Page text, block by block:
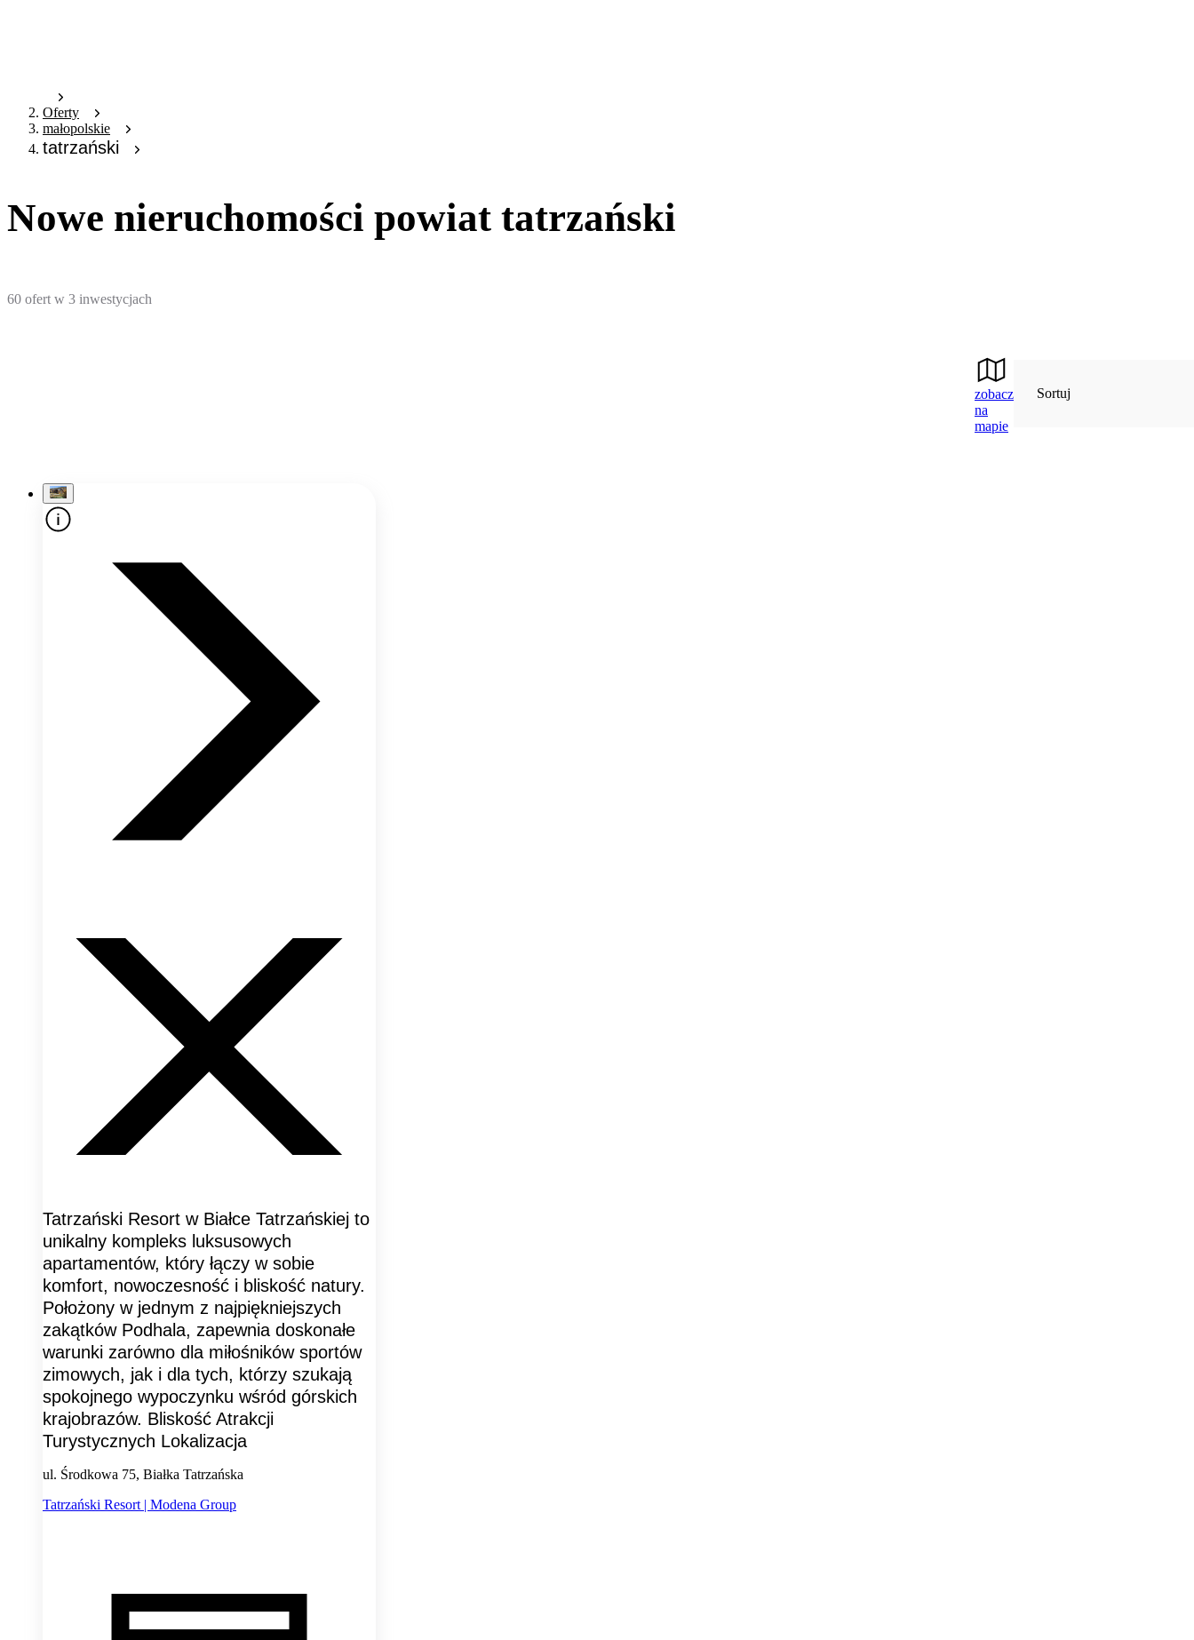
Oferty
małopolskie
tatrzański
Nowe nieruchomości powiat tatrzański
60 ofert w 3 inwestycjach
zobacz
na
mapie
Sortuj
Tatrzański Resort w Białce Tatrzańskiej to
unikalny kompleks luksusowych
apartamentów, który łączy w sobie
komfort, nowoczesność i bliskość natury.
Położony w jednym z najpiękniejszych
zakątków Podhala, zapewnia doskonałe
warunki zarówno dla miłośników sportów
zimowych, jak i dla tych, którzy szukają
spokojnego wypoczynku wśród górskich
krajobrazów. Bliskość Atrakcji
Turystycznych Lokalizacja
ul. Środkowa 75, Białka Tatrzańska
Tatrzański Resort | Modena Group